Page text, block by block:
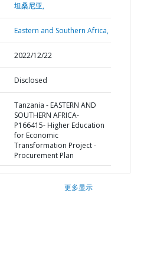
坦桑尼亚,
Eastern and Southern Africa,
2022/12/22
Disclosed
Tanzania - EASTERN AND
SOUTHERN AFRICA-
P166415- Higher Education
for Economic
Transformation Project -
Procurement Plan
更多显示